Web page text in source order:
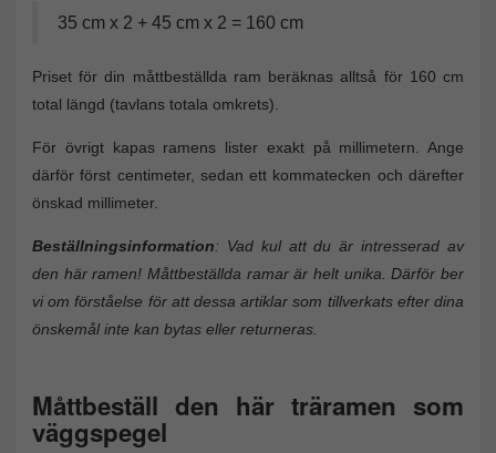
35 cm x 2 + 45 cm x 2 = 160 cm
Priset för din måttbeställda ram beräknas alltså för 160 cm
total längd (tavlans totala omkrets).
För övrigt kapas ramens lister exakt på millimetern. Ange
därför först centimeter, sedan ett kommatecken och därefter
önskad millimeter.
Beställningsinformation: Vad kul att du är intresserad av
den här ramen! Måttbeställda ramar är helt unika. Därför ber
vi om förståelse för att dessa artiklar som tillverkats efter dina
önskemål inte kan bytas eller returneras.
Måttbeställ den här träramen som
väggspegel